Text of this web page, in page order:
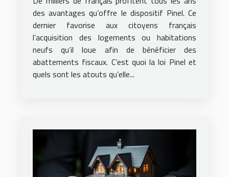
des avantages qu’offre le dispositif Pinel. Ce
dernier favorise aux citoyens français
l’acquisition des logements ou habitations
neufs qu’il loue afin de bénéficier des
abattements fiscaux. C’est quoi la loi Pinel et
quels sont les atouts qu’elle...